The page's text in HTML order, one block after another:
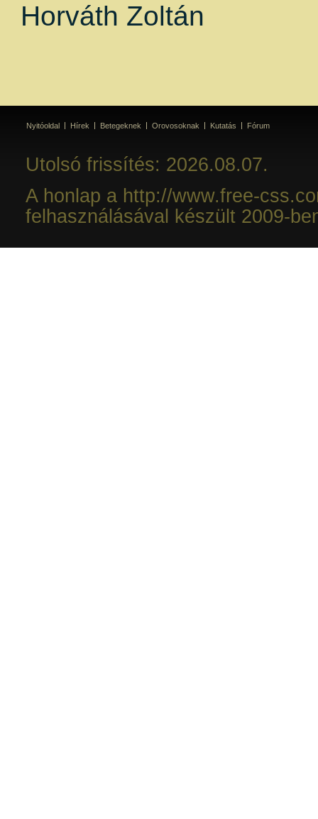
Horváth Zoltán
Nyitóoldal Hírek Betegeknek Orovosoknak Kutatás Fórum
Utolsó frissítés: 2026.08.07.
A honlap a http://www.free-
felhasználásával készült 2009-